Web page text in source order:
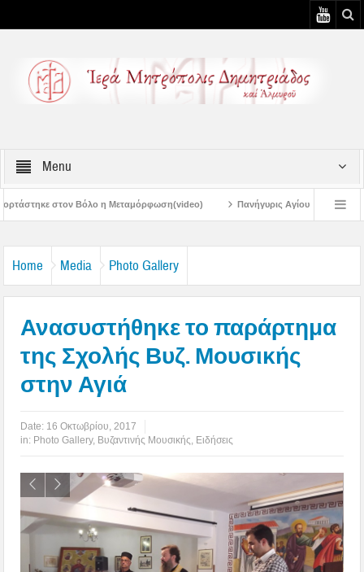
Menu
η Μεταμόρφωση(video) Πανήγυρις Αγίου Καλλινίκου Μητροπολίτου
Home Media Photo Gallery
Ανασυστήθηκε το παράρτημα
της Σχολής Βυζ. Μουσικής
στην Αγιά
Date: 16 Οκτωβρίου, 2017
in: Photo Gallery, Βυζαντινής Μουσικής Ειδήσεις